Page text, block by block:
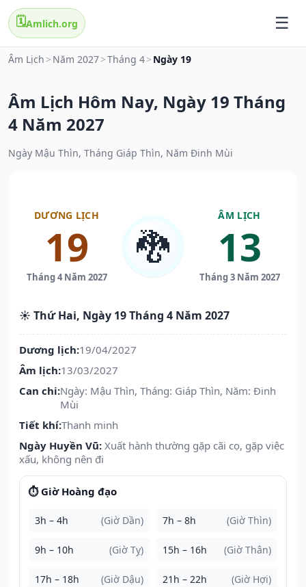
🗓️Amlich.org
Âm Lịch > Năm 2027>Tháng 4> Ngày 19
Âm Lịch Hôm Nay, Ngày 19 Tháng
4 Năm 2027
Ngày Mậu Thìn, Tháng Giáp Thìn, Năm Đinh Mùi
DƯƠNG LỊCH
19
Tháng 4 Năm 2027
🐉
ÂM LỊCH
13
Tháng 3 Năm 2027
☀️ Thứ Hai, Ngày 19 Tháng 4 Năm 2027
Dương lịch:19/04/2027
Âm lịch:13/03/2027
Can chi:Ngày: Mậu Thìn, Tháng: Giáp Thìn, Năm: Đinh
Mùi
Tiết khí:Thanh minh
Ngày Huyền Vũ: Xuất hành thường gặp cãi cọ, gặp việc
xấu, không nên đi
⏱️ Giờ Hoàng đạo
3h – 4h (Giờ Dần) 7h – 8h (Giờ Thìn)
9h – 10h (Giờ Tỵ) 15h – 16h (Giờ Thân)
17h – 18h (Giờ Dậu) 21h – 22h (Giờ Hợi)